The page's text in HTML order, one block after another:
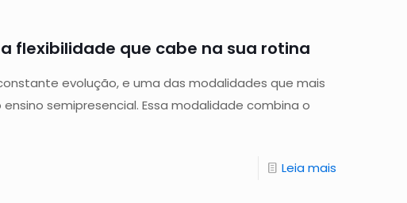
flexibilidade que cabe na sua rotina
evolução, e uma das modalidades que mais
semipresencial. Essa modalidade combina o
Leia mais